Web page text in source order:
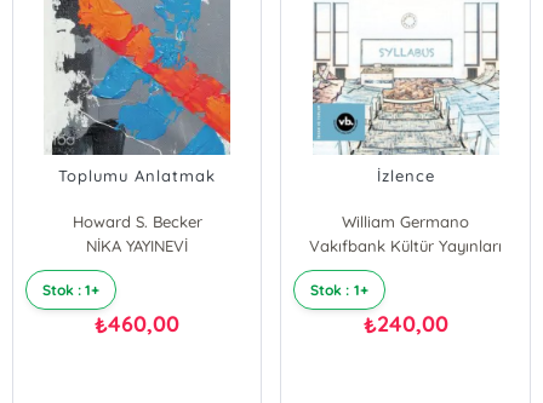
Toplumu Anlatmak
Howard S. Becker
NİKA YAYINEVİ
Stok : 1+
₺460,00
İzlence
William Germano
Kit Nicholls
Vakıfbank Kültür Yayınları
Stok : 1+
₺240,00